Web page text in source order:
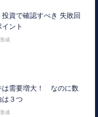
資で確認すべき 失敗回
ント
成
は需要増大！ なのに数
３つ
成